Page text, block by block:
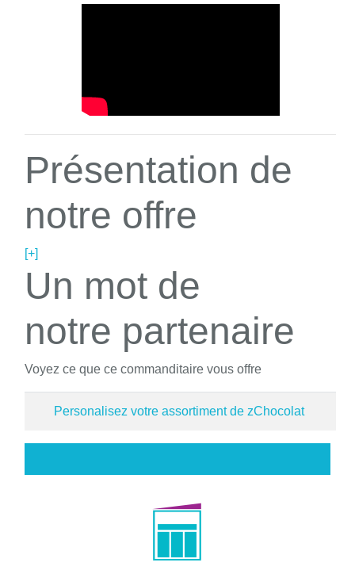
Présentation de
notre offre
[+]
Un mot de
notre partenaire
Voyez ce que ce commanditaire vous offre
Personalisez votre assortiment de zChocolat